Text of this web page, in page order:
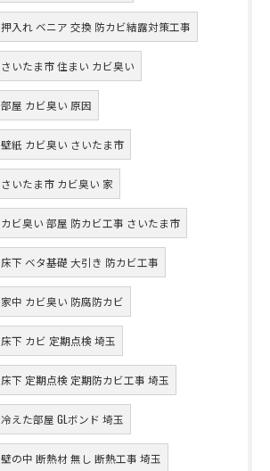
押入れ ベニア 交換 防カビ結露対策工事
さいたま市 住まい カビ臭い
部屋 カビ臭い 原因
壁紙 カビ臭い さいたま市
さいたま市 カビ臭い 家
カビ臭い 部屋 防カビ工事 さいたま市
床下 ベタ基礎 大引き 防カビ工事
家中 カビ臭い 防腐防カビ
床下 カビ 定期点検 埼玉
床下 定期点検 定期防カビ工事 埼玉
冷えた部屋 GLボンド 埼玉
壁の中 断熱材 無し 断熱工事 埼玉